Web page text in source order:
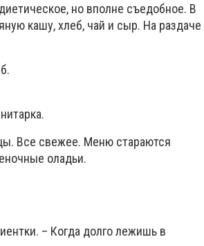
но вполне съедобное. В
кашу, хлеб, чай и сыр. На раздаче
Все свежее. Меню стараются
оладьи.
– Когда долго лежишь в